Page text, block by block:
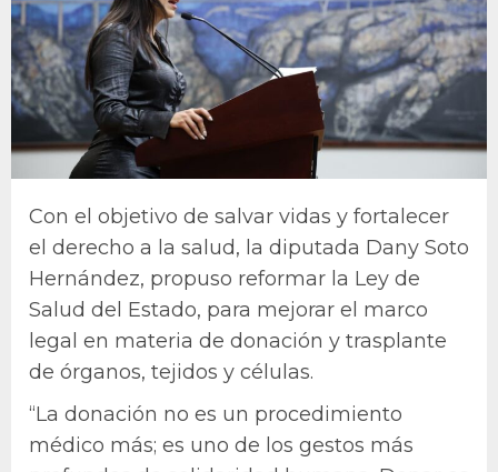
Con el objetivo de salvar vidas y fortalecer
el derecho a la salud, la diputada Dany Soto
Hernández, propuso reformar la Ley de
Salud del Estado, para mejorar el marco
legal en materia de donación y trasplante
de órganos, tejidos y células.
“La donación no es un procedimiento
médico más; es uno de los gestos más